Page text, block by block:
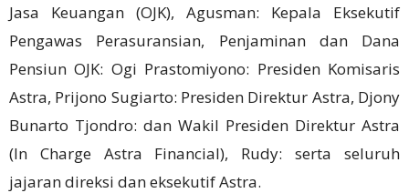
Jasa Keuangan (OJK), Agusman: Kepala Eksekutif
Pengawas Perasuransian, Penjaminan dan Dana
Pensiun OJK: Ogi Prastomiyono: Presiden Komisaris
Astra, Prijono Sugiarto: Presiden Direktur Astra, Djony
Bunarto Tjondro: dan Wakil Presiden Direktur Astra
(In Charge Astra Financial), Rudy: serta seluruh
jajaran direksi dan eksekutif Astra.